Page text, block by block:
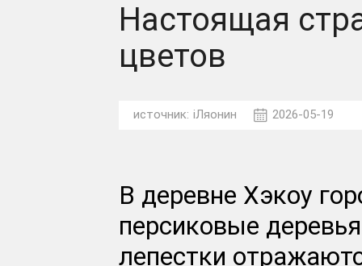
Настоящая
цветов
источник: iЛяонин 2026-05-19
В деревне Хэкоу
персиковые
лепестки